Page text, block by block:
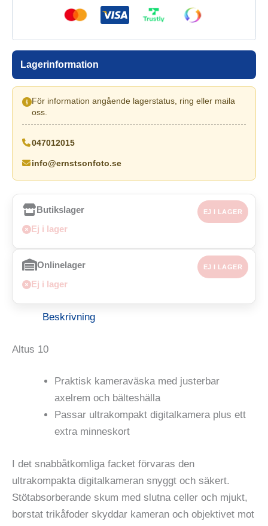
Lagerinformation
För information angående lagerstatus, ring eller maila
oss.
047012015
info@ernstsonfoto.se
Butikslager EJ I LAGER
Ej i lager
Onlinelager EJ I LAGER
Ej i lager
Beskrivning
Altus 10
Praktisk kameraväska med justerbar
axelrem och bälteshälla
Passar ultrakompakt digitalkamera plus ett
extra minneskort
I det snabbåtkomliga facket förvaras den
ultrakompakta digitalkameran snyggt och säkert.
Stötabsorberande skum med slutna celler och mjukt,
borstat trikåfoder skyddar kameran och objektivet mot